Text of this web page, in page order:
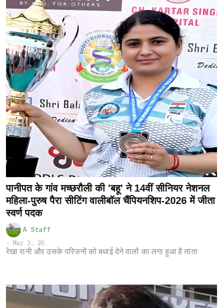
पानीपत के गांव मच्छरौली की 'बहू' ने 14वीं सीनियर नेशनल
महिला-पुरुष पैरा सीटिंग वालीबॉल चैंपियनशिप-2026 में जीता
स्वर्ण पदक
A Staff
- Mar 2, 26
रेखा रानी और उसके परिजनों को बधाई देने वालों का लगा हुआ है तांता